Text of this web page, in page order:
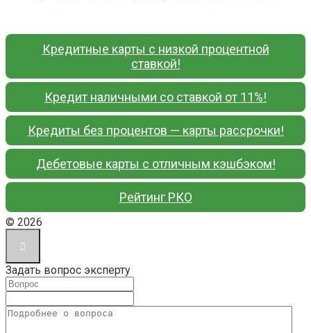
Кредитные карты с низкой процентной
ставкой!
Кредит наличными со ставкой от 11%!
Кредиты без процентов — карты рассрочки!
Дебетовые карты с отличным кэшбэком!
Рейтинг РКО
© 2026
Задать вопрос эксперту